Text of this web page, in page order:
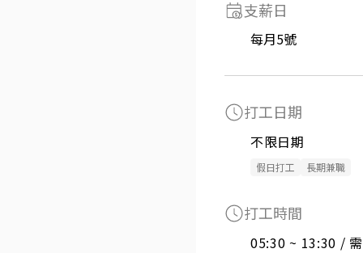
支薪日
每月5號
打工日期
不限日期
假日打工 長期兼職
打工時間
05:30 ~ 13:30 /